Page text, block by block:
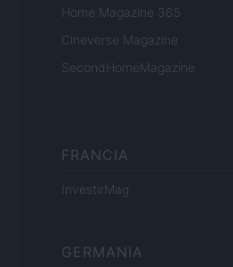
Home Magazine 365
Cineverse Magazine
SecondHomeMagazine
FRANCIA
InvestirMag
GERMANIA